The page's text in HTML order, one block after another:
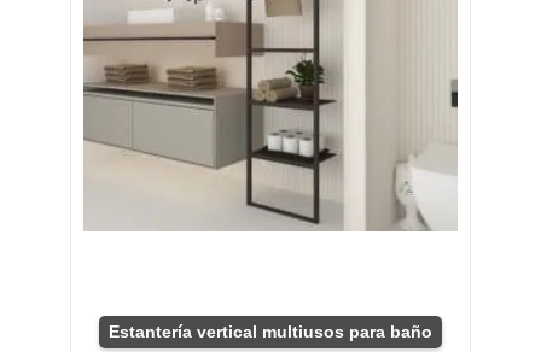
Estantería vertical multiusos para baño